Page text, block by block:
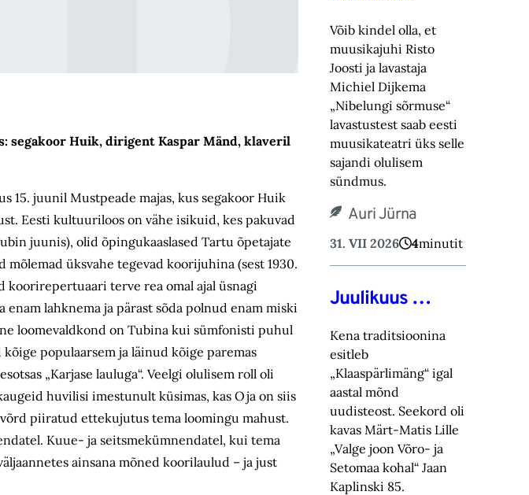
segakoor Huik, dirigent Kaspar Mänd, klaveril
15. juunil Mustpeade majas, kus segakoor Huik
Eesti kultuuriloos on vähe isikuid, kes pakuvad
juunis), olid õpingukaaslased Tartu õpetajate
üksvahe tegevad koorijuhina (sest 1930.
koorirepertuaari terve rea omal ajal üsnagi
lahknema ja pärast sõda polnud enam miski
loomevaldkond on Tubina kui sümfonisti puhul
populaarsem ja läinud kõige paremas
„Karjase lauluga“. Veelgi olulisem roll oli
huvilisi imestunult küsimas, kas Oja on siis
piiratud ettekujutus tema loomingu mahust.
Kuue- ja seitsmekümnendatel, kui tema
ainsana mõned koorilaulud – ja just
Võib kindel olla, et
muusikajuhi Risto
Joosti ja lavastaja
Michiel Dijkema
„Nibelungi sõrmuse“
lavastustest saab eesti
muusikateatri üks selle
sajandi olulisem
sündmus.
Auri Jürna
31. VII 2026 4minutit
Juulikuus …
Kena traditsioonina
esitleb
„Klaaspärlimäng“ igal
aastal mõnd
uudisteost. Seekord oli
kavas Märt-Matis Lille
„Valge joon Võro- ja
Setomaa kohal“ Jaan
Kaplinski 85.